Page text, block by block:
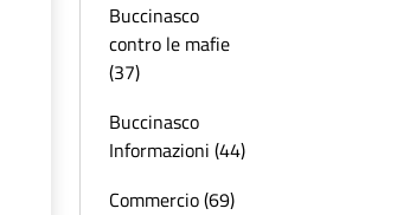
Buccinasco
contro le mafie
(37)
Buccinasco
Informazioni (44)
Commercio (69)